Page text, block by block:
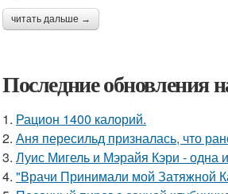
читать дальше →
Последние обновления
1. Рацион 1400 калорий.
2. Аня пересильд призналась, что
3. Луис Мигель и Мэрайя Кэри - одна
4. "Врачи Принимали мой Затяжной